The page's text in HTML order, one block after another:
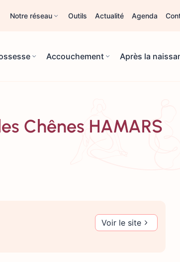
Notre réseau Outils Actualité Agenda
Accouchement Après la
Chênes HAMARS
Voir le site